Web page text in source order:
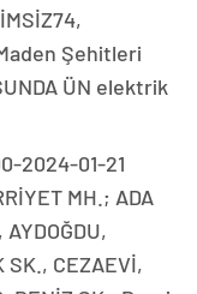
Şehitleri
ÜN elektrik
2024-01-21
MH.; ADA
SK., CEZAEVİ,